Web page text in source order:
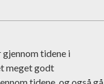
tidene i
meget godt